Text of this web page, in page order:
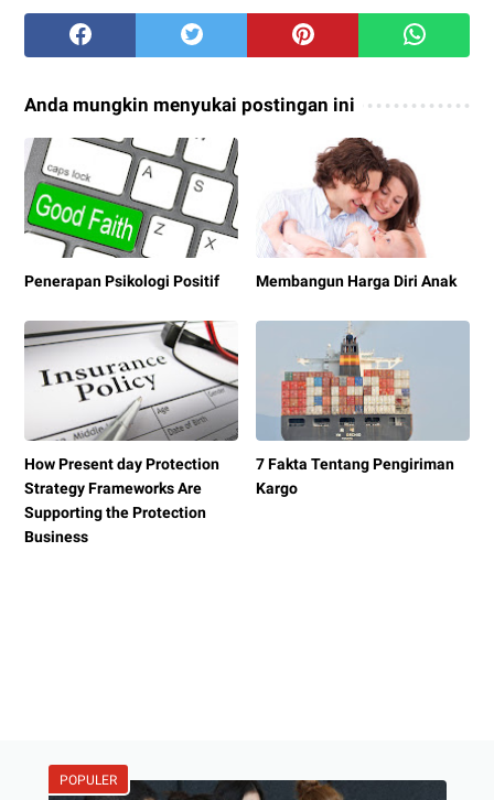
Anda mungkin menyukai postingan ini
Penerapan Psikologi Positif Membangun Harga Diri Anak
How Present day Protection
Strategy Frameworks Are
Supporting the Protection
Business
7 Fakta Tentang Pengiriman
Kargo
POPULER